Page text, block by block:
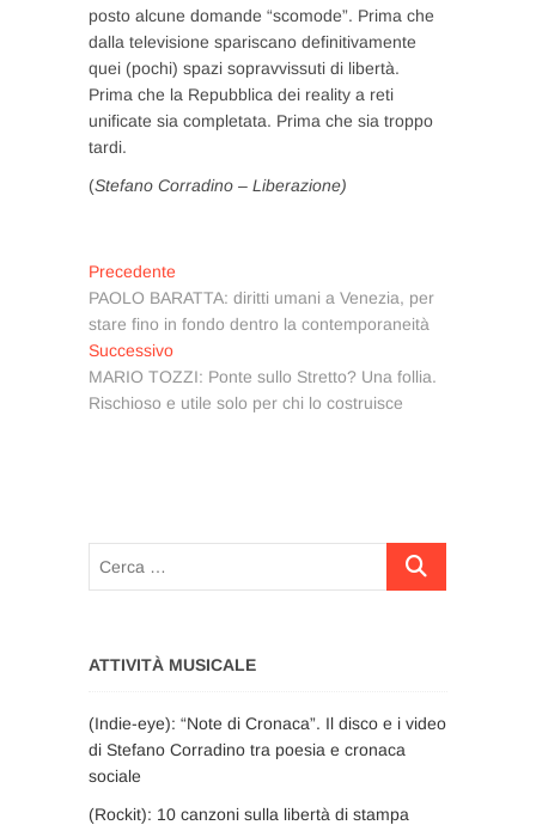
posto alcune domande “scomode”. Prima che
dalla televisione spariscano definitivamente
quei (pochi) spazi sopravvissuti di libertà.
Prima che la Repubblica dei reality a reti
unificate sia completata. Prima che sia troppo
tardi.
(Stefano Corradino – Liberazione)
Navigazione
articoli
Precedente
precedente:
PAOLO BARATTA: diritti umani a Venezia, per
stare fino in fondo dentro la contemporaneità
SuccessivoArticolo
successivo:
MARIO TOZZI: Ponte sullo Stretto? Una follia.
Rischioso e utile solo per chi lo costruisce
Cerca
ATTIVITÀ MUSICALE
(Indie-eye): “Note di Cronaca”. Il disco e i video
di Stefano Corradino tra poesia e cronaca
sociale
(Rockit): 10 canzoni sulla libertà di stampa